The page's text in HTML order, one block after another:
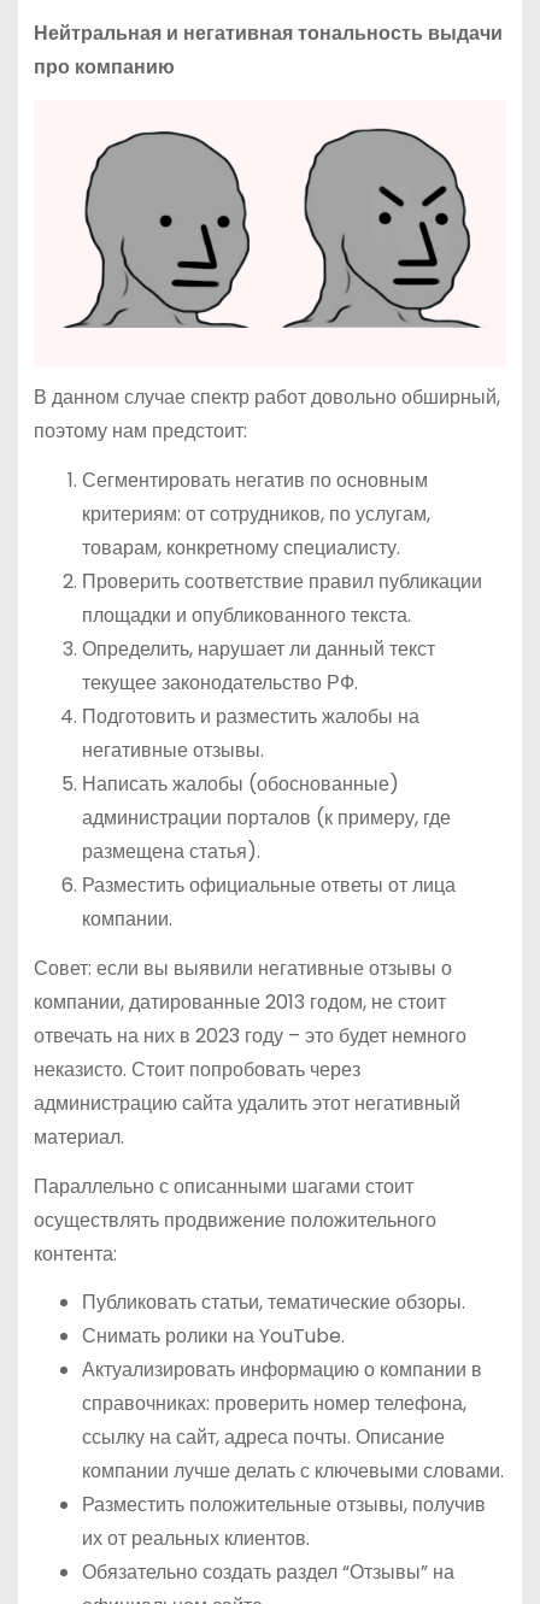
Нейтральная и негативная тональность выдачи
про компанию
В данном случае спектр работ довольно обширный,
поэтому нам предстоит:
Сегментировать негатив по основным
критериям: от сотрудников, по услугам,
товарам, конкретному специалисту.
Проверить соответствие правил публикации
площадки и опубликованного текста.
Определить, нарушает ли данный текст
текущее законодательство РФ.
Подготовить и разместить жалобы на
негативные отзывы.
Написать жалобы (обоснованные)
администрации порталов (к примеру, где
размещена статья).
Разместить официальные ответы от лица
компании.
Совет: если вы выявили негативные отзывы о
компании, датированные 2013 годом, не стоит
отвечать на них в 2023 году – это будет немного
неказисто. Стоит попробовать через
администрацию сайта удалить этот негативный
материал.
Параллельно с описанными шагами стоит
осуществлять продвижение положительного
контента:
Публиковать статьи, тематические обзоры.
Снимать ролики на YouTube.
Актуализировать информацию о компании в
справочниках: проверить номер телефона,
ссылку на сайт, адреса почты. Описание
компании лучше делать с ключевыми словами.
Разместить положительные отзывы, получив
их от реальных клиентов.
Обязательно создать раздел “Отзывы” на